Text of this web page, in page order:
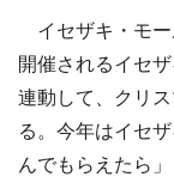
イセザキ・モー
開催されるイセ
連動して、クリ
る。今年はイセ
んでもらえたら」